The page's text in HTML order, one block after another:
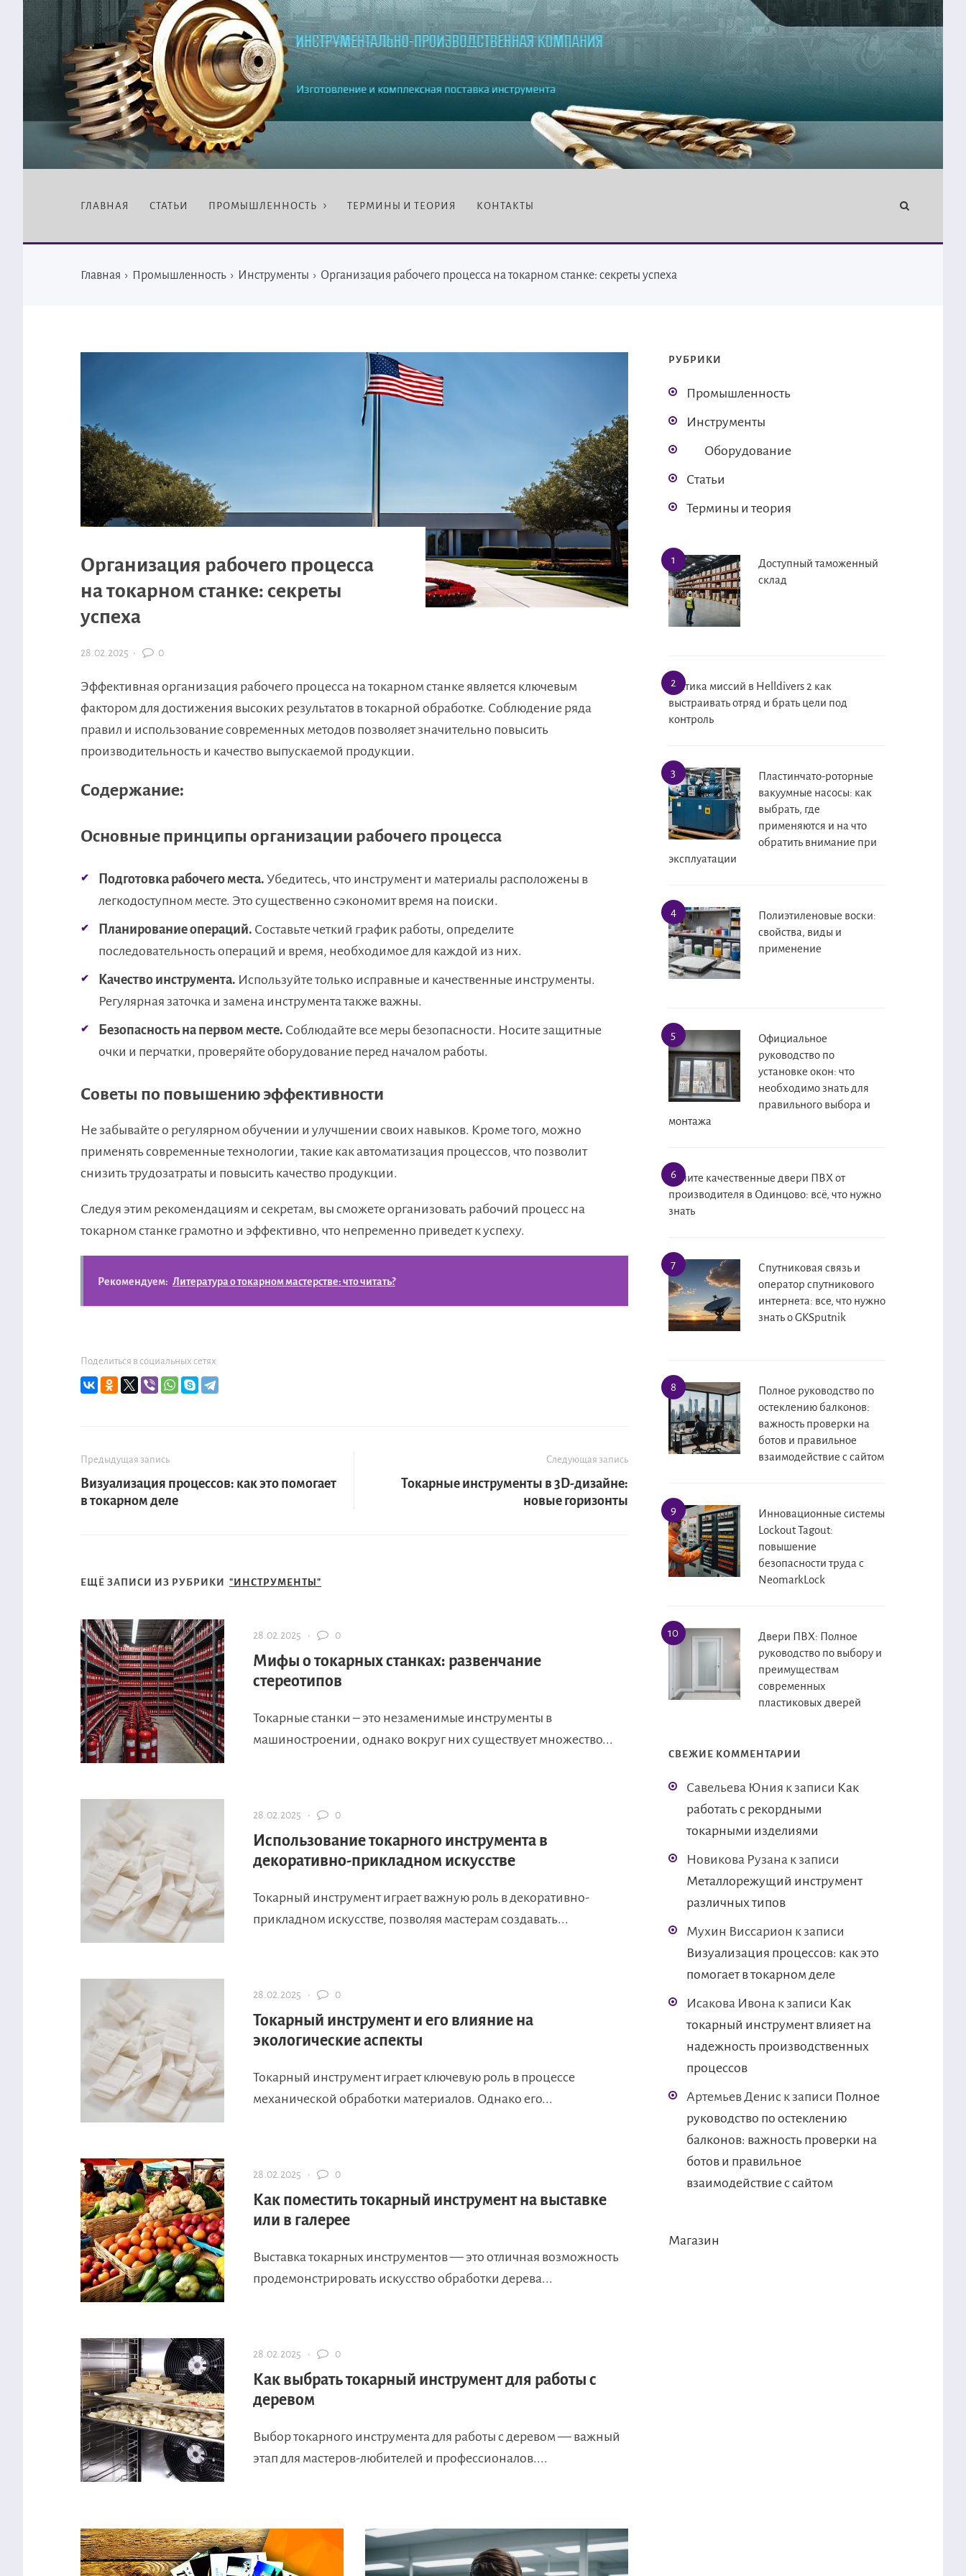
ГЛАВНАЯ СТАТЬИ ПРОМЫШЛЕННОСТЬ ТЕРМИНЫ И ТЕОРИЯ КОНТАКТЫ
Главная › Промышленность › Инструменты › Организация рабочего процесса на токарном станке: секреты успеха
Организация рабочего процесса
на токарном станке: секреты
успеха
28.02.2025 · 0
Эффективная организация рабочего процесса на токарном станке является ключевым
фактором для достижения высоких результатов в токарной обработке. Соблюдение ряда
правил и использование современных методов позволяет значительно повысить
производительность и качество выпускаемой продукции.
Содержание:
Основные принципы организации рабочего процесса
Подготовка рабочего места. Убедитесь, что инструмент и материалы расположены в
легкодоступном месте. Это существенно сэкономит время на поиски.
Планирование операций. Составьте четкий график работы, определите
последовательность операций и время, необходимое для каждой из них.
Качество инструмента. Используйте только исправные и качественные инструменты.
Регулярная заточка и замена инструмента также важны.
Безопасность на первом месте. Соблюдайте все меры безопасности. Носите защитные
очки и перчатки, проверяйте оборудование перед началом работы.
Советы по повышению эффективности
Не забывайте о регулярном обучении и улучшении своих навыков. Кроме того, можно
применять современные технологии, такие как автоматизация процессов, что позволит
снизить трудозатраты и повысить качество продукции.
Следуя этим рекомендациям и секретам, вы сможете организовать рабочий процесс на
токарном станке грамотно и эффективно, что непременно приведет к успеху.
Рекомендуем: Литература о токарном мастерстве: что читать?
Поделиться в социальных сетях
Предыдущая запись
Визуализация процессов: как это помогает
в токарном деле
Следующая запись
Токарные инструменты в 3D-дизайне:
новые горизонты
ЕЩЁ ЗАПИСИ ИЗ РУБРИКИ "ИНСТРУМЕНТЫ"
28.02.2025 · 0
Мифы о токарных станках: развенчание
стереотипов
Токарные станки – это незаменимые инструменты в
машиностроении, однако вокруг них существует множество...
28.02.2025 · 0
Использование токарного инструмента в
декоративно-прикладном искусстве
Токарный инструмент играет важную роль в декоративно-
прикладном искусстве, позволяя мастерам создавать...
28.02.2025 · 0
Токарный инструмент и его влияние на
экологические аспекты
Токарный инструмент играет ключевую роль в процессе
механической обработки материалов. Однако его...
28.02.2025 · 0
Как поместить токарный инструмент на выставке
или в галерее
Выставка токарных инструментов — это отличная возможность
продемонстрировать искусство обработки дерева...
28.02.2025 · 0
Как выбрать токарный инструмент для работы с
деревом
Выбор токарного инструмента для работы с деревом — важный
этап для мастеров-любителей и профессионалов....
РУБРИКИ
Промышленность
Инструменты
Оборудование
Статьи
Термины и теория
Доступный таможенный
склад
Тактика миссий в Helldivers 2 как
выстраивать отряд и брать цели под
контроль
Пластинчато-роторные
вакуумные насосы: как
выбрать, где
применяются и на что
обратить внимание при
эксплуатации
Полиэтиленовые воски:
свойства, виды и
применение
Официальное
руководство по
установке окон: что
необходимо знать для
правильного выбора и
монтажа
Купите качественные двери ПВХ от
производителя в Одинцово: всё, что нужно
знать
Спутниковая связь и
оператор спутникового
интернета: все, что нужно
знать о GKSputnik
Полное руководство по
остеклению балконов:
важность проверки на
ботов и правильное
взаимодействие с сайтом
Инновационные системы
Lockout Tagout:
повышение
безопасности труда с
NeomarkLock
Двери ПВХ: Полное
руководство по выбору и
преимуществам
современных
пластиковых дверей
СВЕЖИЕ КОММЕНТАРИИ
Савельева Юния к записи Как
работать с рекордными
токарными изделиями
Новикова Рузана к записи
Металлорежущий инструмент
различных типов
Мухин Виссарион к записи
Визуализация процессов: как это
помогает в токарном деле
Исакова Ивона к записи Как
токарный инструмент влияет на
надежность производственных
процессов
Артемьев Дениск записи Полное
руководство по остеклению
балконов: важность проверки на
ботов и правильное
взаимодействие с сайтом
Магазин